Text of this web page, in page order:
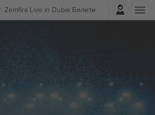
Zemfira Live in Dubai Билети
Најави се